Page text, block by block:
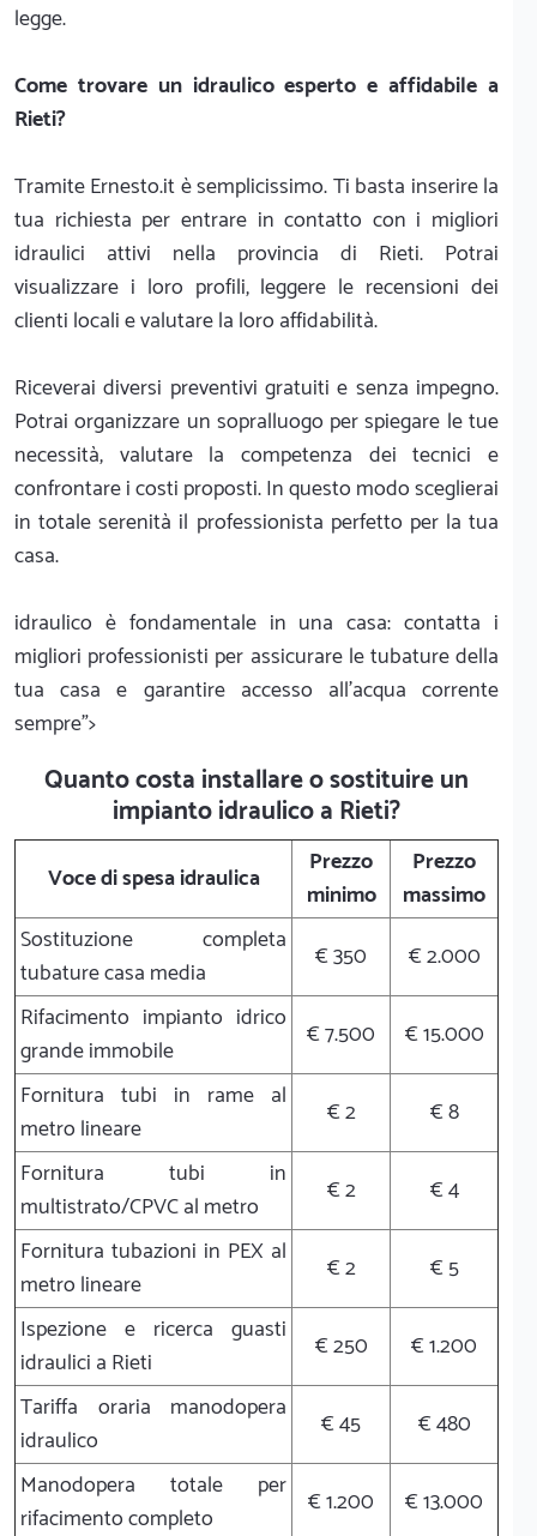
legge.
Come trovare un idraulico esperto e affidabile a
Rieti?
Tramite Ernesto.it è semplicissimo. Ti basta inserire la
tua richiesta per entrare in contatto con i migliori
idraulici attivi nella provincia di Rieti. Potrai
visualizzare i loro profili, leggere le recensioni dei
clienti locali e valutare la loro affidabilità.
Riceverai diversi preventivi gratuiti e senza impegno.
Potrai organizzare un sopralluogo per spiegare le tue
necessità, valutare la competenza dei tecnici e
confrontare i costi proposti. In questo modo sceglierai
in totale serenità il professionista perfetto per la tua
casa.
idraulico è fondamentale in una casa: contatta i
migliori professionisti per assicurare le tubature della
tua casa e garantire accesso all'acqua corrente
sempre">
Quanto costa installare o sostituire un
impianto idraulico a Rieti?
Voce di spesa idraulica
Prezzo
minimo
Prezzo
massimo
Sostituzione completa
tubature casa media
€ 350
€ 2.000
Rifacimento impianto idrico
grande immobile
€ 7.500
€ 15.000
Fornitura tubi in rame al
metro lineare
€ 2
€ 8
Fornitura tubi in
multistrato/CPVC al metro
€ 2
€ 4
Fornitura tubazioni in PEX al
metro lineare
€ 2
€ 5
Ispezione e ricerca guasti
idraulici a Rieti
€ 250
€ 1.200
Tariffa oraria manodopera
idraulico
€ 45
€ 480
Manodopera totale per
rifacimento completo
€ 1.200 € 13.000